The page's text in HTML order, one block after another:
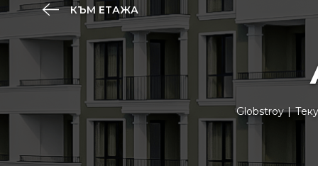
КЪМ ЕТАЖА
Globstroy